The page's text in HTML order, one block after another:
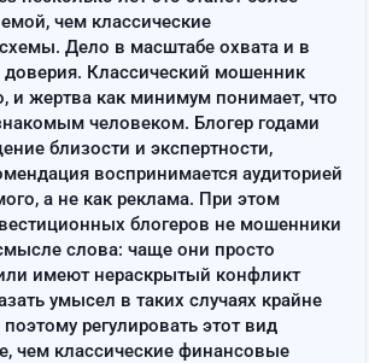
чем классические
Дело в масштабе охвата и в
доверия. Классический мошенник
и жертва как минимум понимает, что
человеком. Блогер годами
близости и экспертности,
воспринимается аудиторией
а не как реклама. При этом
блогеров не мошенники
слова: чаще они просто
имеют нераскрытый конфликт
умысел в таких случаях крайне
регулировать этот вид
чем классические финансовые